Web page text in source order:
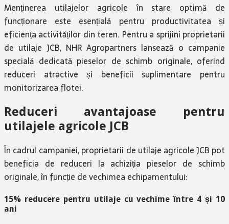
Menținerea utilajelor agricole în stare optimă de
funcționare este esențială pentru productivitatea și
eficiența activităților din teren. Pentru a sprijini proprietarii
de utilaje JCB, NHR Agropartners lansează o campanie
specială dedicată pieselor de schimb originale, oferind
reduceri atractive și beneficii suplimentare pentru
monitorizarea flotei.
Reduceri avantajoase pentru
utilajele agricole JCB
În cadrul campaniei, proprietarii de utilaje agricole JCB pot
beneficia de reduceri la achiziția pieselor de schimb
originale, în funcție de vechimea echipamentului:
15% reducere pentru utilaje cu vechime între 4 și 10
ani